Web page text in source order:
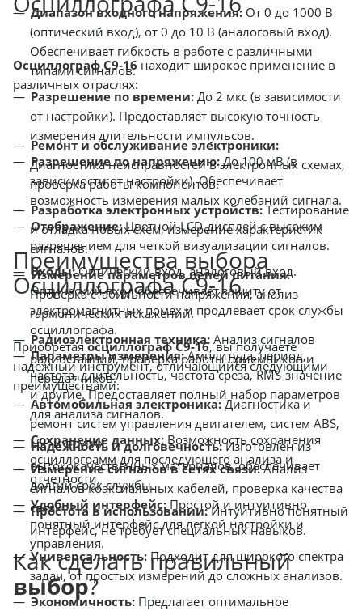
Диапазон входного напряжения: От 0 до 1000 В
(оптический вход), от 0 до 10 В (аналоговый вход).
Обеспечивает гибкость в работе с различными
типами сигналов.
Разрешение по времени: До 2 мкс (в зависимости
от настройки). Предоставляет высокую точность
измерения длительности импульсов.
Разрешение по напряжению:До 100 мВ (в
зависимости от настройки). Обеспечивает
возможность измерения малых колебаний сигнала.
Отображение:Цветной LCD-дисплей с высоким
разрешением для четкой визуализации сигналов.
Входы:Оптический вход, аналоговый вход.
Оптический вход обеспечивает защиту от
электромагнитных помех и продлевает срок службы
осциллографа.
Параметры измерения:Амплитуда, период,
частота, длительность, частота среза, RMS-значение
и другие. Предоставляет полный набор параметров
для анализа сигналов.
Сохранение данных: Возможность сохранения
осциллограмм для последующего анализа и
отчетности.
Удобный интерфейс: Простой и интуитивно
понятный интерфейс для легкой настройки и
управления.
Осциллограф С9-16 находит широкое применение в
различных отраслях:
Ремонт и обслуживание электроники:
Диагностика неисправностей в электронных схемах,
проверка работы компонентов.
Разработка электронных устройств:Тестирование
и отладка новых схем, измерение характеристик
сигналов.
Измерение параметров цепей питания:
Проверка стабильности напряжения, анализ
гармонических искажений.
Радиоэлектронная техника: Анализ сигналов
радиостанций, проверка работы приемников и
передатчиков.
Автомобильная электроника:Диагностика и
ремонт систем управления двигателем, систем ABS,
ESP и других.
Измерение сигналов в сетях связи:Анализ
сигналов коаксиальных кабелей, проверка качества
связи.
Преимущества выбора
Осциллографа С9-16
Приобретаяосциллограф С9-16, вы получаете
надежный инструмент, отличающийся следующими
преимуществами:
Надежность и долговечность:Изготовлен из
высококачественных материалов, обеспечивает
долгий срок службы.
Простота в использовании:Интуитивно понятный
интерфейс, не требует специальных навыков.
Универсальность: Подходит для широкого спектра
задач, от простых измерений до сложных анализов.
Экономичность: Предлагает оптимальное
Как сделать правильный
выбор?